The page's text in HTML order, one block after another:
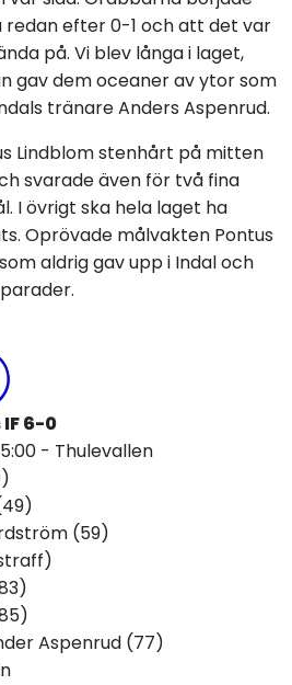
redan efter 0-1 och att det var
på. Vi blev långa i laget,
gav dem oceaner av ytor som
tränare Anders Aspenrud.
Lindblom stenhårt på mitten
svarade även för två fina
I övrigt ska hela laget ha
Oprövade målvakten Pontus
aldrig gav upp i Indal och
6-0
- Thulevallen
(59)
Aspenrud (77)